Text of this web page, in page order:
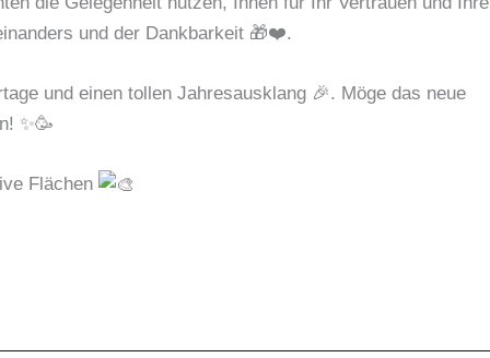
und der Dankbarkeit 🎁❤️.
und einen tollen Jahresausklang 🎉. Möge das neue
✨🥳
Flächen